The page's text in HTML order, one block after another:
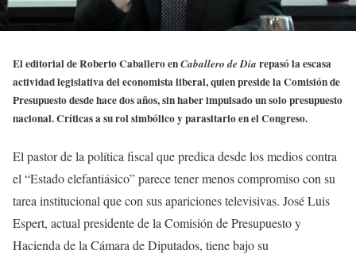
El editorial de Roberto Caballero enCaballero de Día repasó la escasa
actividad legislativa del economista liberal, quien preside la Comisión de
Presupuesto desde hace dos años, sin haber impulsado un solo presupuesto
nacional. Críticas a su rol simbólico y parasitario en el Congreso.
El pastor de la política fiscal que predica desde los medios contra
el “Estado elefantiásico” parece tener menos compromiso con su
tarea institucional que con sus apariciones televisivas. José Luis
Espert, actual presidente de la Comisión de Presupuesto y
Hacienda de la Cámara de Diputados, tiene bajo su